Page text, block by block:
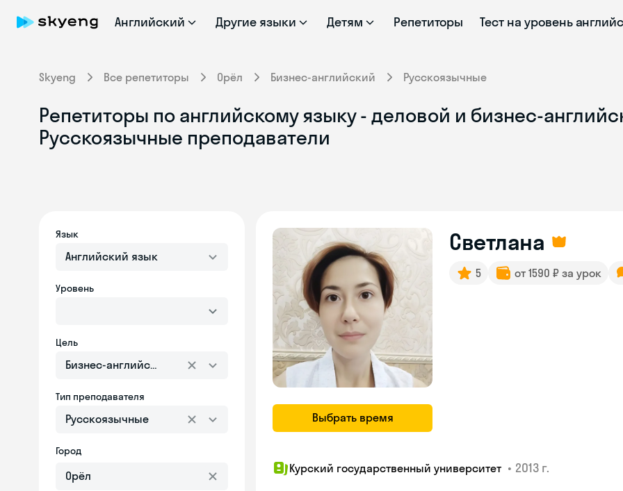
Английский Другие языки Детям Репетиторы Тест на уровень
Skyeng Все репетиторы Орёл Бизнес-английский Русскоязычные
Репетиторы по английскому языку - деловой и бизнес-
Русскоязычные преподаватели
Язык
Английский язык
Уровень
Цель
Бизнес-английский
Тип преподавателя
Русскоязычные
Город
Выбрать время
Светлана
5 от 1590 ₽ за урок
Курский государственный университет • 2013 г.